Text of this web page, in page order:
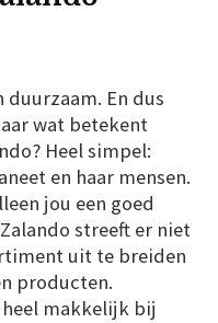
duurzaam. En dus
wat betekent
Heel simpel:
en haar mensen.
jou een goed
streeft er niet
uit te breiden
producten.
makkelijk bij